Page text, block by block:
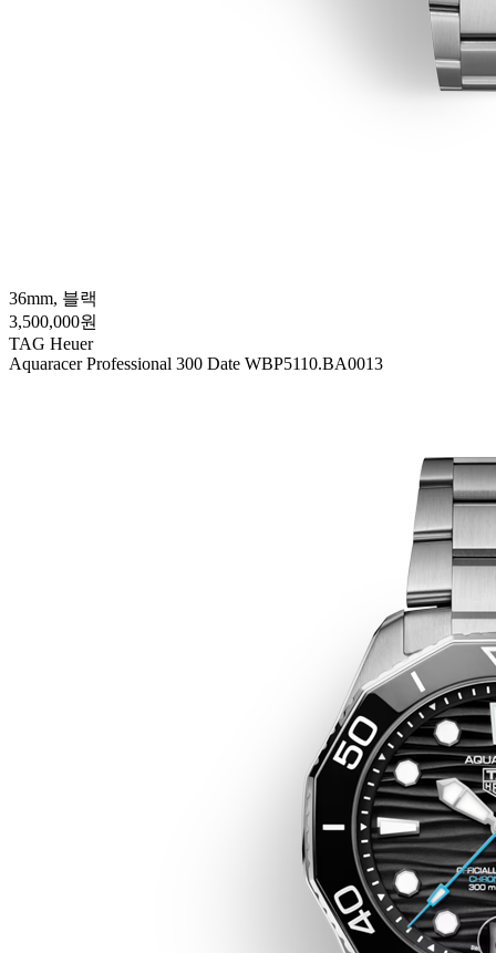
36mm, 블랙
3,500,000원
TAG Heuer
Aquaracer Professional 300 Date WBP5110.BA0013